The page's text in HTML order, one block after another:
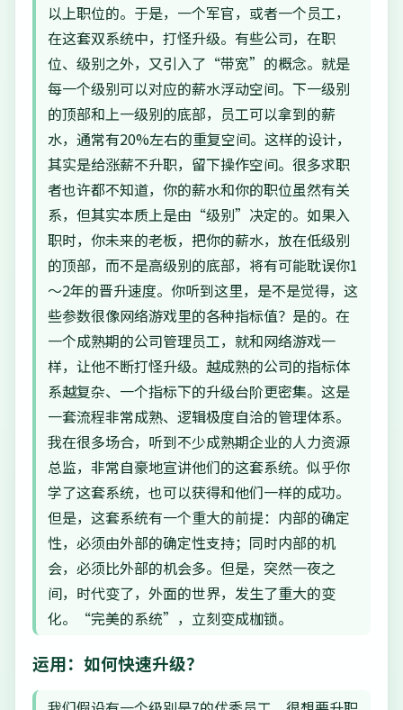
以上职位的。于是，一个军官，或者一个员工，
在这套双系统中，打怪升级。有些公司，在职
位、级别之外，又引入了“带宽”的概念。就是
每一个级别可以对应的薪水浮动空间。下一级别
的顶部和上一级别的底部，员工可以拿到的薪
水，通常有20%左右的重复空间。这样的设计，
其实是给涨薪不升职，留下操作空间。很多求职
者也许都不知道，你的薪水和你的职位虽然有关
系，但其实本质上是由“级别”决定的。如果入
职时，你未来的老板，把你的薪水，放在低级别
的顶部，而不是高级别的底部，将有可能耽误你1
～2年的晋升速度。你听到这里，是不是觉得，这
些参数很像网络游戏里的各种指标值？是的。在
一个成熟期的公司管理员工，就和网络游戏一
样，让他不断打怪升级。越成熟的公司的指标体
系越复杂、一个指标下的升级台阶更密集。这是
一套流程非常成熟、逻辑极度自洽的管理体系。
我在很多场合，听到不少成熟期企业的人力资源
总监，非常自豪地宣讲他们的这套系统。似乎你
学了这套系统，也可以获得和他们一样的成功。
但是，这套系统有一个重大的前提：内部的确定
性，必须由外部的确定性支持；同时内部的机
会，必须比外部的机会多。但是，突然一夜之
间，时代变了，外面的世界，发生了重大的变
化。“完美的系统”，立刻变成枷锁。
运用：如何快速升级？